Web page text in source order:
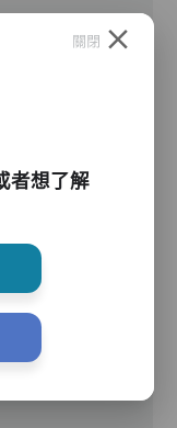
診醫生
表徵、協助沐
關閉
者想了解